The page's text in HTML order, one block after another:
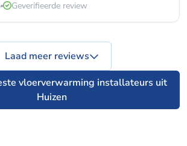
Geverifieerde review
vloerverwarming installateurs uit
Huizen
Laad meer reviews